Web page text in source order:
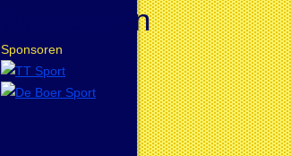
Sponsoren
Sponsoren